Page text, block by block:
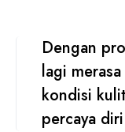
Dengan
lagi
kondisi
percaya